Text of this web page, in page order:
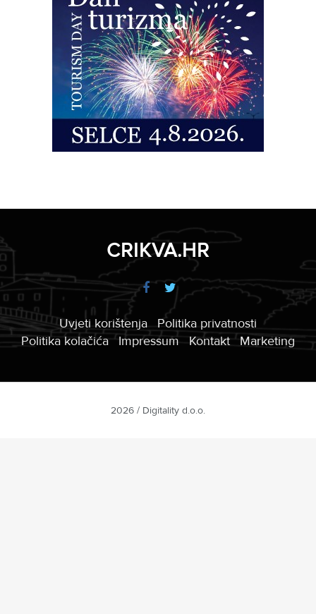
CRIKVA.HR
Uvjeti korištenja
Politika privatnosti
Politika kolačića
Impressum Kontakt Marketing
2026 / Digitality d.o.o.